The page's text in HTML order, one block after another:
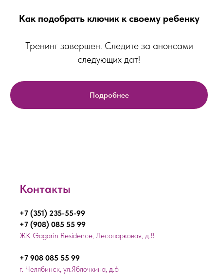
Как подобрать ключик к своему ребенку
Тренинг завершен. Следите за анонсами
следующих дат!
Подробнее
Контакты
+7 (351) 235-55-99
+7 (908) 085 55 99
ЖК Gagarin Residence, Лесопарковая, д.8
+7 908 085 55 99
г. Челябинск, ул.Яблочкина, д.6